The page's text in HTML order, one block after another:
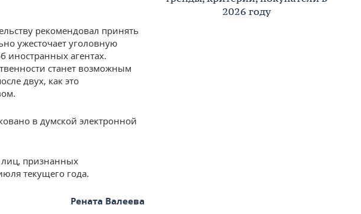
рекомендовал принять
ужесточает уголовную
иностранных агентах.
станет возможным
двух, как это
в думской электронной
лиц, признанных
текущего года.
Рената Валеева
2026 году